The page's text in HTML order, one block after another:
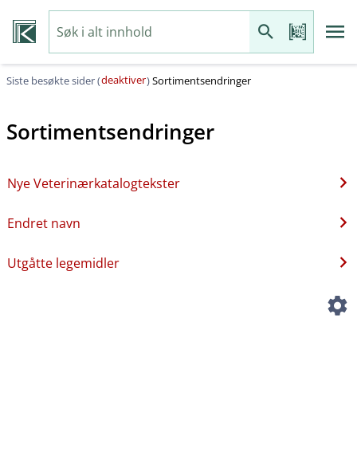
Siste besøkte sider (deaktiver)Sortimentsendringer
Sortimentsendringer
Nye Veterinærkatalogtekster
Endret navn
Utgåtte legemidler